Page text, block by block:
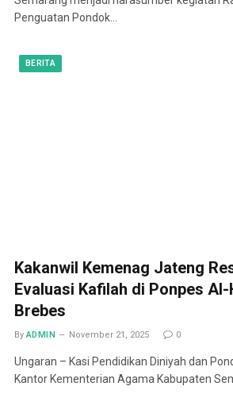
Penguatan Pondok…
BERITA
Kakanwil Kemenag Jateng
Evaluasi Kafilah di Ponpes
Brebes
By ADMIN November 21, 2025 0
Ungaran – Kasi Pendidikan Diniyah dan
Kantor Kementerian Agama Kabupaten